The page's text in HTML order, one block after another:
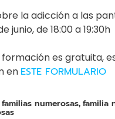
la adicción a las
junio, de 18:00 a 19:30h
formación es gratuita,
en ESTE FORMULARIO
numerosas, familia